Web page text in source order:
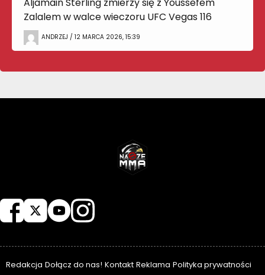
Zalalem w walce wieczoru UFC Vegas 116
ANDRZEJ / 12 MARCA 2026, 15:39
Redakcja Dołącz do nas! Kontakt Reklama Polityka prywatności